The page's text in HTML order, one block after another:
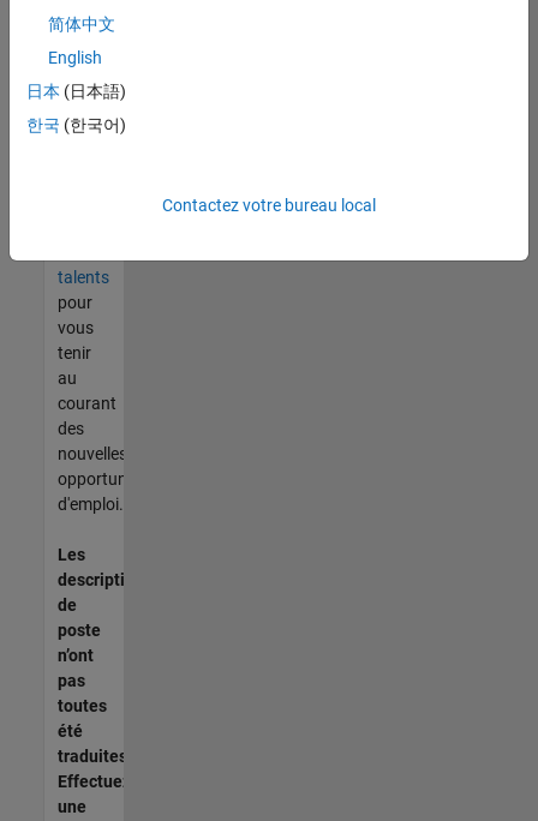
pas
d'offre
corresponde
à vos
talents
pour
vous
tenir
au
courant
des
nouvelles
opportunités
d'emploi.
Les
descriptions
de
poste
n’ont
pas
toutes
été
traduites.
Effectuez
une
简体中文
English
日本 (日本語)
한국 (한국어)
Contactez votre bureau local